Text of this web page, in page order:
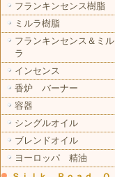
フランキンセンス樹脂
ミルラ樹脂
フランキンセンス＆ミル
ラ
インセンス
香炉 バーナー
容器
シングルオイル
ブレンドオイル
ヨーロッパ 精油